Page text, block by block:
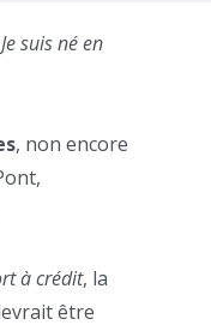
suis né en
, non encore
à crédit, la
être